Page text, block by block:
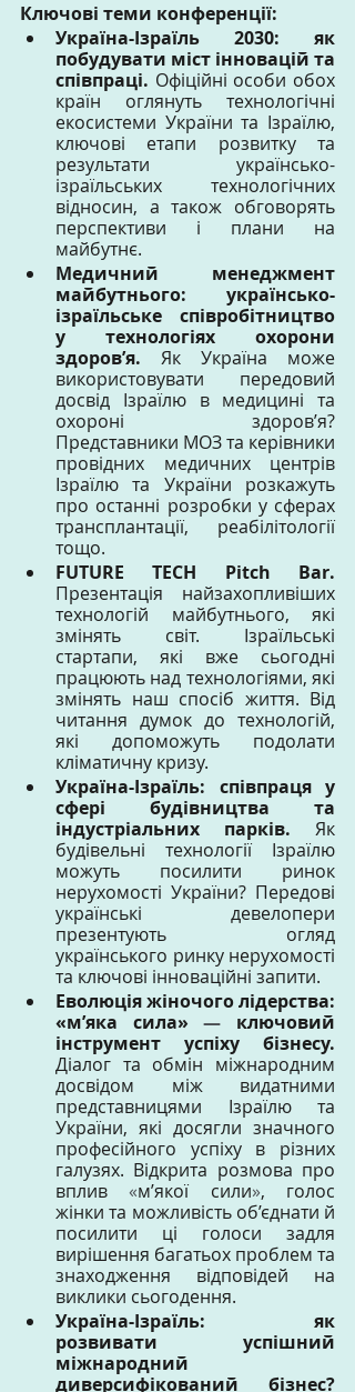
Ключові теми конференції:
Україна-Ізраїль 2030: як
побудувати міст інновацій та
співпраці. Офіційні особи обох
країн оглянуть технологічні
екосистеми України та Ізраїлю,
ключові етапи розвитку та
результати українсько-
ізраїльських технологічних
відносин, а також обговорять
перспективи і плани на
майбутнє.
Медичний менеджмент
майбутнього: українсько-
ізраїльське співробітництво
у технологіях охорони
здоров’я. Як Україна може
використовувати передовий
досвід Ізраїлю в медицині та
охороні здоров’я?
Представники МОЗ та керівники
провідних медичних центрів
Ізраїлю та України розкажуть
про останні розробки у сферах
трансплантації, реабілітології
тощо.
Презентація найзахопливіших
технологій майбутнього, які
змінять світ. Ізраїльські
стартапи, які вже сьогодні
працюють над технологіями, які
змінять наш спосіб життя. Від
читання думок до технологій,
які допоможуть подолати
кліматичну кризу.
Україна-Ізраїль: співпраця у
сфері будівництва та
індустріальних парків. Як
будівельні технології Ізраїлю
можуть посилити ринок
нерухомості України? Передові
українські девелопери
презентують огляд
українського ринку нерухомості
та ключові інноваційні запити.
Еволюція жіночого лідерства:
«м’яка сила» — ключовий
Діалог та обмін міжнародним
досвідом між видатними
представницями Ізраїлю та
України, які досягли значного
професійного успіху в різних
галузях. Відкрита розмова про
вплив «м’якої сили», голос
жінки та можливість об’єднати й
посилити ці голоси задля
вирішення багатьох проблем та
знаходження відповідей на
виклики сьогодення.
Україна-Ізраїль: як
розвивати успішний
міжнародний